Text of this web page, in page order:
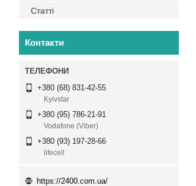
Статті
Контакти
+380 (68) 831-42-55
Kyivstar
+380 (95) 786-21-91
Vodafone (Viber)
+380 (93) 197-28-66
lifecell
https://2400.com.ua/